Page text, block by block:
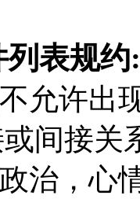
列表规约:
允许出
间接关
治，心